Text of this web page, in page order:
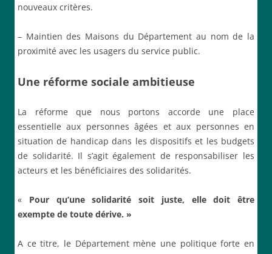
nouveaux critères.
– Maintien des Maisons du Département au nom de la
proximité avec les usagers du service public.
Une réforme sociale ambitieuse
La réforme que nous portons accorde une place
essentielle aux personnes âgées et aux personnes en
situation de handicap dans les dispositifs et les budgets
de solidarité. Il s’agit également de responsabiliser les
acteurs et les bénéficiaires des solidarités.
« Pour qu’une solidarité soit juste, elle doit être
exempte de toute dérive. »
A ce titre, le Département mène une politique forte en